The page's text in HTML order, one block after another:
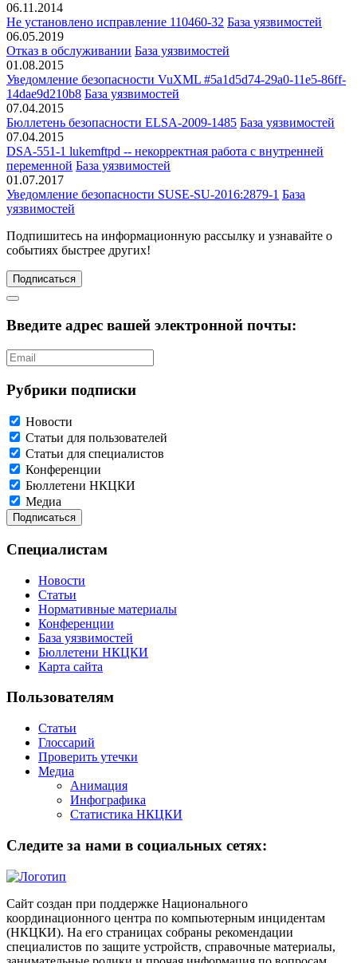
06.11.2014
Не установлено исправление 110460-32 База уязвимостей
06.05.2019
Отказ в обслуживании База уязвимостей
01.08.2015
Уведомление безопасности VuXML #5a1d5d74-29a0-11e5-86ff-
14dae9d210b8 База уязвимостей
07.04.2015
Бюллетень безопасности ELSA-2009-1485 База уязвимостей
07.04.2015
DSA-551-1 lukemftpd -- некорректная работа с внутренней
переменной База уязвимостей
01.07.2017
Уведомление безопасности SUSE-SU-2016:2879-1 База
уязвимостей
Подпишитесь на информационную рассылку и узнавайте о
событиях быстрее других!
Подписаться
Введите адрес вашей электронной почты:
Рубрики подписки
Новости
Статьи для пользователей
Статьи для специалистов
Конференции
Бюллетени НКЦКИ
Медиа
Специалистам
Новости
Статьи
Нормативные материалы
Конференции
База уязвимостей
Бюллетени НКЦКИ
Карта сайта
Пользователям
Статьи
Глоссарий
Проверить утечки
Медиа
Анимация
Инфографика
Статистика НКЦКИ
Следите за нами в социальных сетях:
Сайт создан при поддержке Национального
координационного центра по компьютерным инцидентам
(НКЦКИ). На его страницах собраны рекомендации
специалистов по защите устройств, справочные материалы,